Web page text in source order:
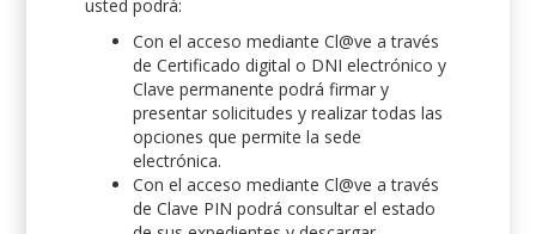
usted podrá:
Con el acceso mediante Cl@ve a través
de Certificado digital o DNI electrónico y
Clave permanente podrá firmar y
presentar solicitudes y realizar todas las
opciones que permite la sede
electrónica.
Con el acceso mediante Cl@ve a través
de Clave PIN podrá consultar el estado